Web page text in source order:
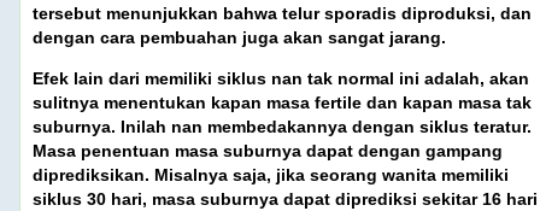
tersebut menunjukkan bahwa telur sporadis diproduksi, dan
dengan cara pembuahan juga akan sangat jarang.
Efek lain dari memiliki siklus nan tak normal ini adalah, akan
sulitnya menentukan kapan masa fertile dan kapan masa tak
suburnya. Inilah nan membedakannya dengan siklus teratur.
Masa penentuan masa suburnya dapat dengan gampang
diprediksikan. Misalnya saja, jika seorang wanita memiliki
siklus 30 hari, masa suburnya dapat diprediksi sekitar 16 hari